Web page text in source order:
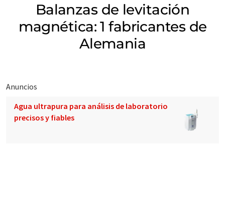
Balanzas de levitación
magnética: 1 fabricantes de
Alemania
Anuncios
Agua ultrapura para análisis de laboratorio
precisos y fiables